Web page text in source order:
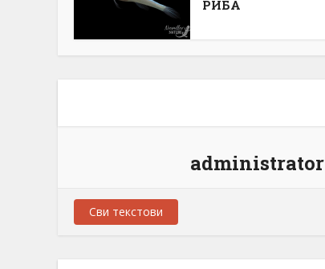
РИБА
administrator
Сви текстови